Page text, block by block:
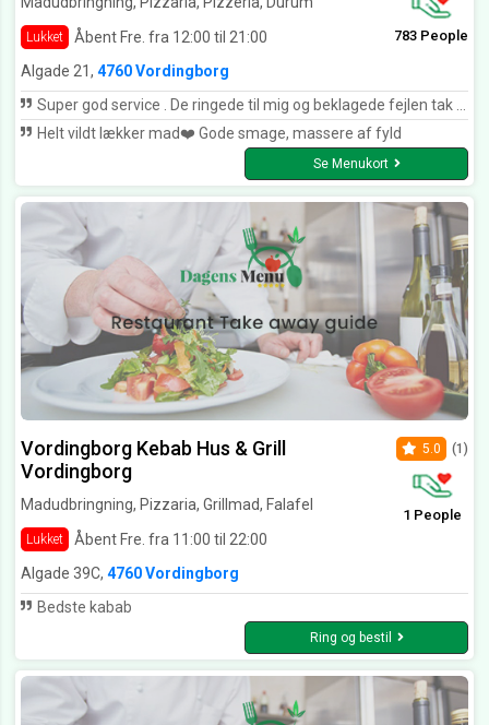
Lukket Åbent Fre. fra 12:00 til 21:00 783 People
Algade 21, 4760 Vordingborg
Super god service . De ringede til mig og beklagede fejlen tak Tim pepotos
Helt vildt lækker mad❤️ Gode smage, massere af fyld
Se Menukort
Vordingborg Kebab Hus & Grill
Vordingborg
Madudbringning, Pizzaria, Grillmad, Falafel
Lukket Åbent Fre. fra 11:00 til 22:00
5.0 (1)
1 People
Algade 39C, 4760 Vordingborg
Bedste kabab
Ring og bestil